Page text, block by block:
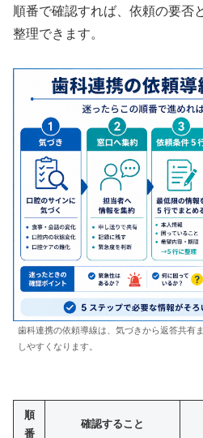
順番で確認すれば、依頼の要否
整理できます。
歯科連携の依頼導線は、気づきから返答共有
しやすくなります。
順
番
確認すること